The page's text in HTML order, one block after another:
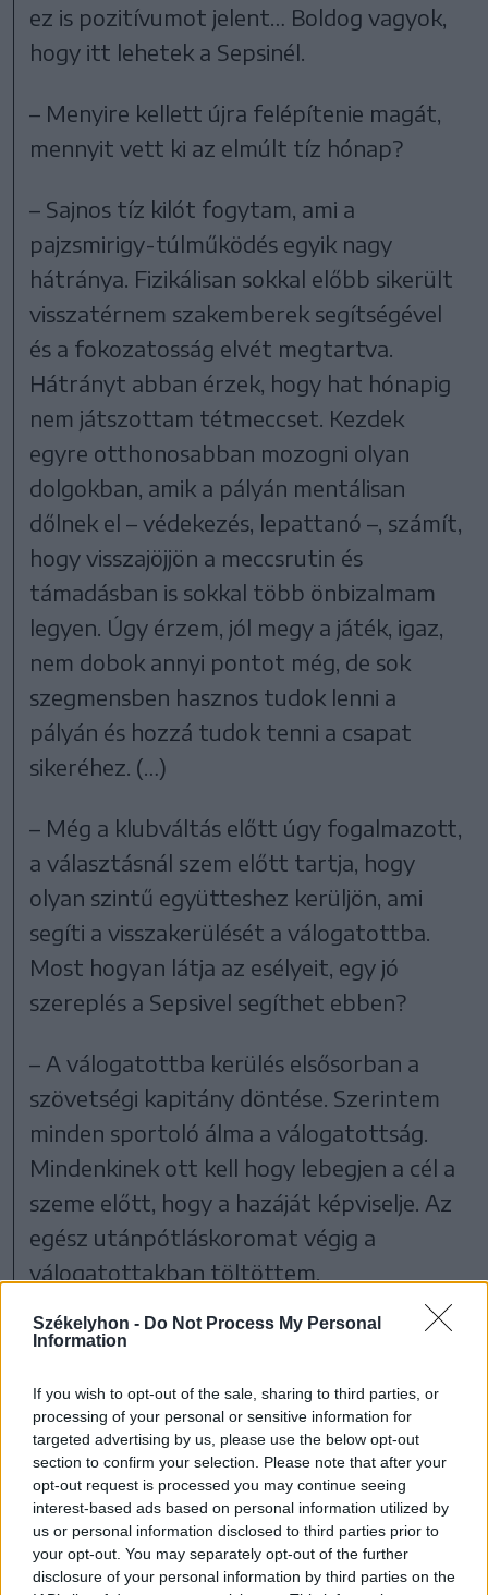
Székelyhon - Do Not Process My Personal
Information
If you wish to opt-out of the sale, sharing to third parties, or
processing of your personal or sensitive information for
targeted advertising by us, please use the below opt-out
section to confirm your selection. Please note that after your
opt-out request is processed you may continue seeing
interest-based ads based on personal information utilized by
us or personal information disclosed to third parties prior to
your opt-out. You may separately opt-out of the further
disclosure of your personal information by third parties on the
ez is pozitívumot jelent… Boldog vagyok,
hogy itt lehetek a Sepsinél.
– Menyire kellett újra felépítenie magát,
mennyit vett ki az elmúlt tíz hónap?
– Sajnos tíz kilót fogytam, ami a
pajzsmirigy-túlműködés egyik nagy
hátránya. Fizikálisan sokkal előbb sikerült
visszatérnem szakemberek segítségével
és a fokozatosság elvét megtartva.
Hátrányt abban érzek, hogy hat hónapig
nem játszottam tétmeccset. Kezdek
egyre otthonosabban mozogni olyan
dolgokban, amik a pályán mentálisan
dőlnek el – védekezés, lepattanó –, számít,
hogy visszajöjjön a meccsrutin és
támadásban is sokkal több önbizalmam
legyen. Úgy érzem, jól megy a játék, igaz,
nem dobok annyi pontot még, de sok
szegmensben hasznos tudok lenni a
pályán és hozzá tudok tenni a csapat
sikeréhez. (…)
– Még a klubváltás előtt úgy fogalmazott,
a választásnál szem előtt tartja, hogy
olyan szintű együtteshez kerüljön, ami
segíti a visszakerülését a válogatottba.
Most hogyan látja az esélyeit, egy jó
szereplés a Sepsivel segíthet ebben?
– A válogatottba kerülés elsősorban a
szövetségi kapitány döntése. Szerintem
minden sportoló álma a válogatottság.
Mindenkinek ott kell hogy lebegjen a cél a
szeme előtt, hogy a hazáját képviselje. Az
egész utánpótláskoromat végig a
válogatottakban töltöttem,
szerepelhettem már a felnőttben is, ezért
számomra mindig is motiváló lesz a
olyan formában, hogy azt mondjam, ott a
helyem a válogatottban, de ezért
dolgozom. Nagyon remélem, hogy pár
hónap múlva már azt érzem, készen állok.
Ha bármikor hívnak, megyek, nem kérdés.